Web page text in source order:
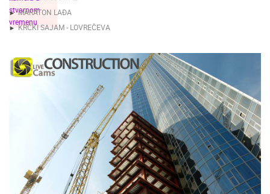
MARATON LAĐA
KRČKI SAJAM - LOVREČEVA